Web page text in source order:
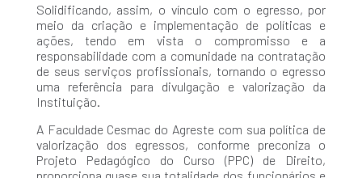
Solidificando, assim, o vínculo com o egresso, por
meio da criação e implementação de políticas e
ações, tendo em vista o compromisso e a
responsabilidade com a comunidade na contratação
de seus serviços profissionais, tornando o egresso
uma referência para divulgação e valorização da
Instituição.
A Faculdade Cesmac do Agreste com sua política de
valorização dos egressos, conforme preconiza o
Projeto Pedagógico do Curso (PPC) de Direito,
proporciona quase sua totalidade dos funcionários e